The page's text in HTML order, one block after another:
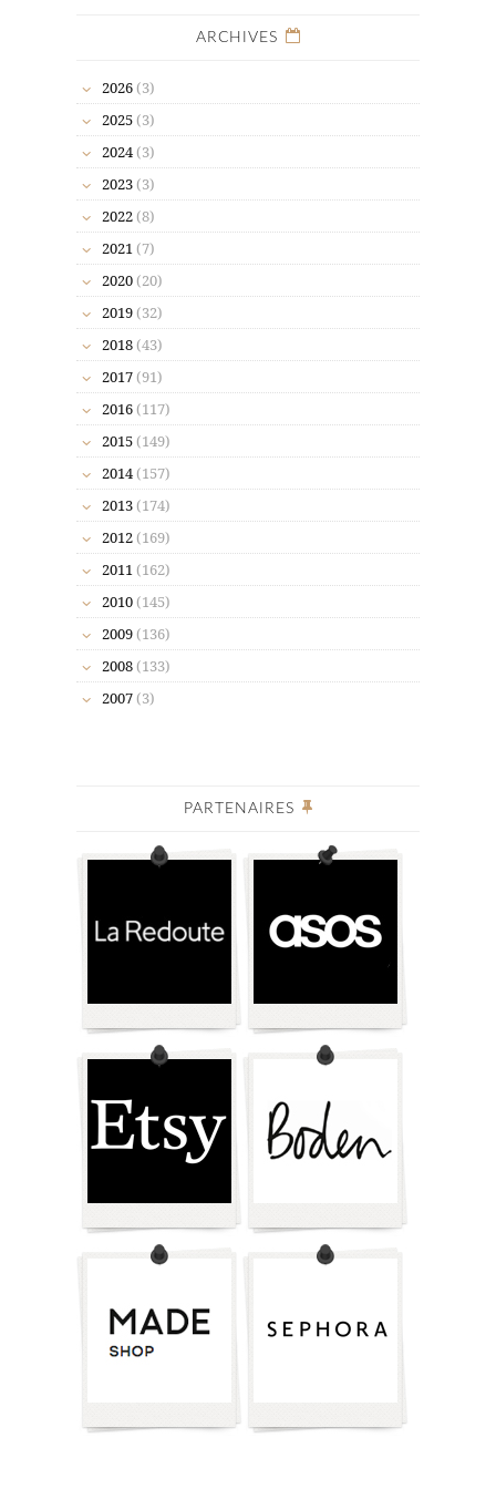
ARCHIVES
2026 (3)
2025 (3)
2024 (3)
2023 (3)
2022 (8)
2021 (7)
2020 (20)
2019 (32)
2018 (43)
2017 (91)
2016 (117)
2015 (149)
2014 (157)
2013 (174)
2012 (169)
2011 (162)
2010 (145)
2009 (136)
2008 (133)
2007 (3)
PARTENAIRES